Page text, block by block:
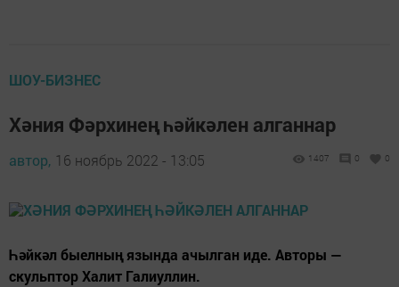
ШОУ-БИЗНЕС
Хәния Фәрхинең һәйкәлен алганнар
автор, 16 ноябрь 2022 - 13:05 1407 0 0
Һәйкәл быелның язында ачылган иде. Авторы —
скульптор Халит Галиуллин.